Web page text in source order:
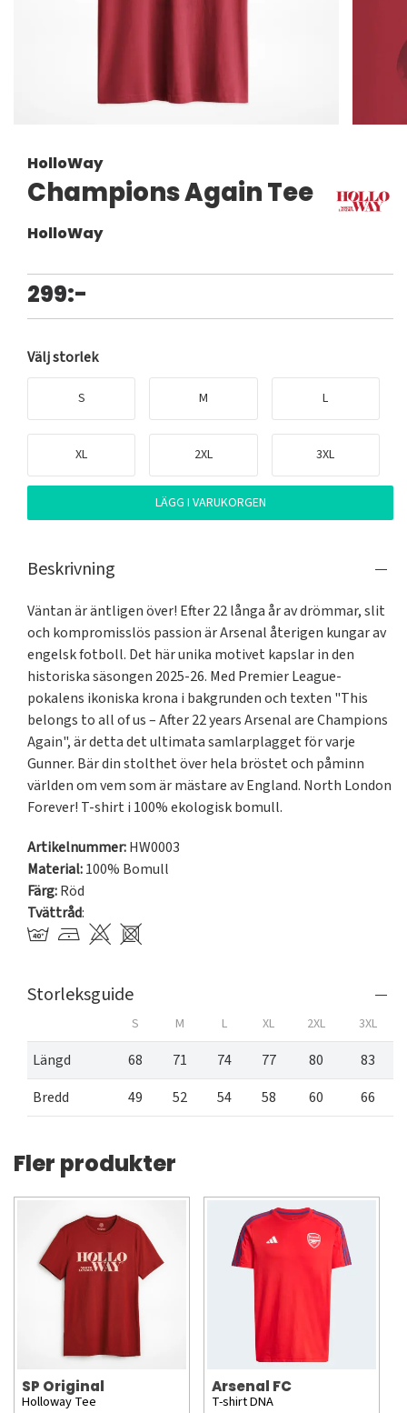
HolloWay
Champions Again Tee
HolloWay
299:-
Välj storlek
S M L
XL 2XL 3XL
LÄGG I VARUKORGEN
Beskrivning
Väntan är äntligen över! Efter 22 långa år av drömmar, slit
och kompromisslös passion är Arsenal återigen kungar av
engelsk fotboll. Det här unika motivet kapslar in den
historiska säsongen 2025-26. Med Premier League-
pokalens ikoniska krona i bakgrunden och texten "This
belongs to all of us – After 22 years Arsenal are Champions
Again", är detta det ultimata samlarplagget för varje
Gunner. Bär din stolthet över hela bröstet och påminn
världen om vem som är mästare av England. North London
Forever! T-shirt i 100% ekologisk bomull.
Artikelnummer:HW0003
Material:100% Bomull
Färg:Röd
Tvättråd:
Storleksguide
S M L XL 2XL 3XL
Längd 68 71 74 77 80
83
Bredd
49 52 54 58 60 66
Fler produkter
SP Original
Holloway Tee
Arsenal FC
T-shirt DNA